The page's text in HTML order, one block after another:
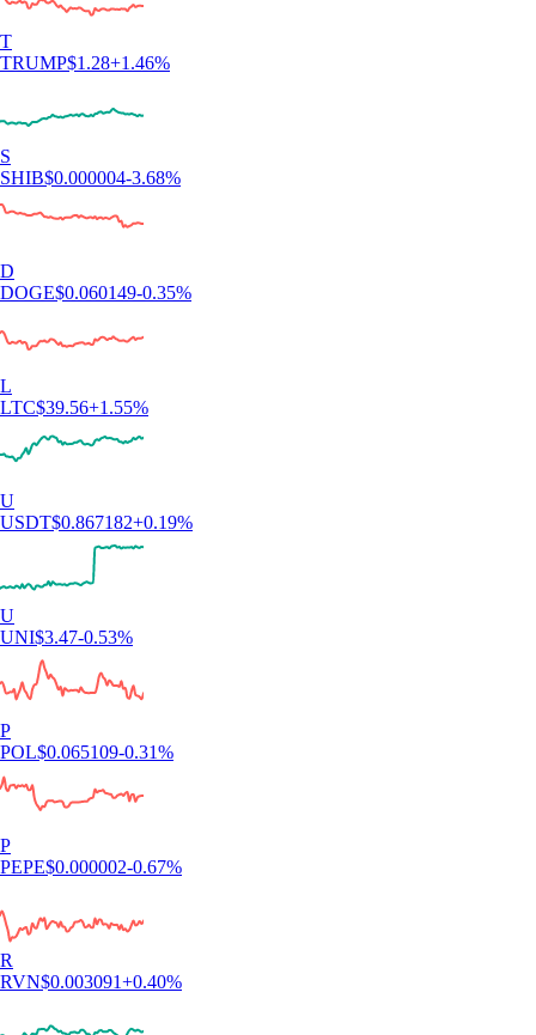
T
TRUMP$1.28+1.46%
S
SHIB$0.000004-3.68%
D
DOGE$0.060149-0.35%
L
LTC$39.56+1.55%
U
USDT$0.867182+0.19%
U
UNI$3.47-0.53%
P
POL$0.065109-0.31%
P
PEPE$0.000002-0.67%
R
RVN$0.003091+0.40%